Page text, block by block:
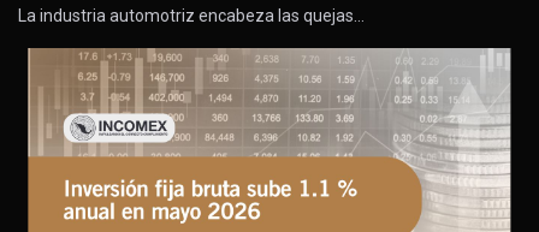
La industria automotriz encabeza las quejas…